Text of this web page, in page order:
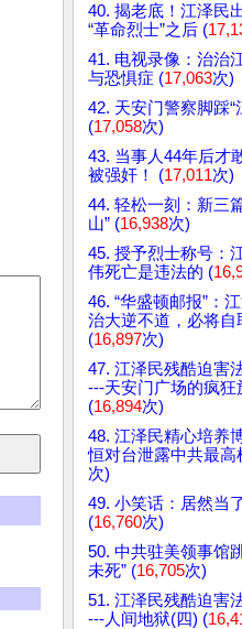
40. 揭老底！江泽民
“革命烈士”之后 (
41. 电视录像：治治
与恐惧症 (17,063次)
42. 天安门警察脚踩“
(17,058次)
43. 当事人44年后才
被强奸！ (17,011次)
44. 轻松一刻：新三
山” (16,938次)
45. 授予烈士称号：
伟死亡是违法的 (
46. “华盛顿邮报”：
治大逆不道，必将自
(16,897次)
47. 江泽民残酷迫害
---天安门广场的疯狂
(16,894次)
48. 江泽民精心培养
恒对台泄露中共最高
次)
49. 小笑话：居然当
(16,760次)
50. 中共驻美领事馆
未死” (16,705次)
51. 江泽民残酷迫害
---人间地狱(四) (